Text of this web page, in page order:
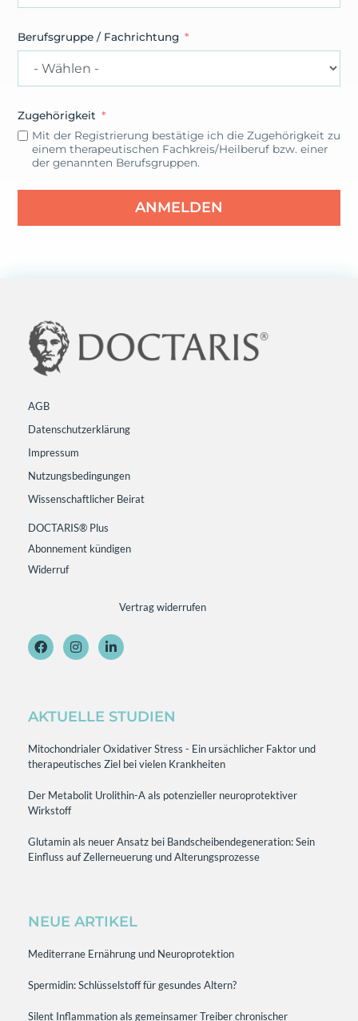
Berufsgruppe / Fachrichtung
Zugehörigkeit
Mit der Registrierung bestätige ich die Zugehörigkeit zu
einem therapeutischen Fachkreis/Heilberuf bzw. einer
der genannten Berufsgruppen.
ANMELDEN
AGB
Datenschutzerklärung
Impressum
Nutzungsbedingungen
Wissenschaftlicher Beirat
DOCTARIS® Plus
Abonnement kündigen
Widerruf
Vertrag widerrufen
AKTUELLE STUDIEN
Mitochondrialer Oxidativer Stress - Ein ursächlicher Faktor und
therapeutisches Ziel bei vielen Krankheiten
Der Metabolit Urolithin-A als potenzieller neuroprotektiver
Wirkstoff
Glutamin als neuer Ansatz bei Bandscheibendegeneration: Sein
Einfluss auf Zellerneuerung und Alterungsprozesse
NEUE ARTIKEL
Mediterrane Ernährung und Neuroprotektion
Spermidin: Schlüsselstoff für gesundes Altern?
Silent Inflammation als gemeinsamer Treiber chronischer